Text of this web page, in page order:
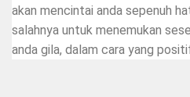
akan mencintai anda sepenuh
salahnya untuk menemukan
anda gila, dalam cara yang